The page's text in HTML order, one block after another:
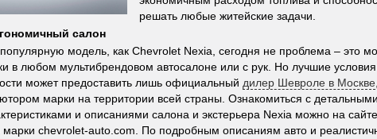
решать любые житейские задачи.
салон
модель, как Chevrolet Nexia, сегодня не проблема – это
в любом мультибрендовом автосалоне или с рук. Но лучшие
может предоставить лишь официальный дилер Шевроле в Москве
марки на территории всей страны. Ознакомиться с детальными
и описаниями салона и экстерьера Nexia можно на сайте
марки chevrolet-auto.com. По подробным описаниям авто и